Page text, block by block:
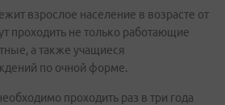
взрослое население в возрасте от
проходить не только работающие
а также учащиеся
по очной форме.
проходить раз в три года